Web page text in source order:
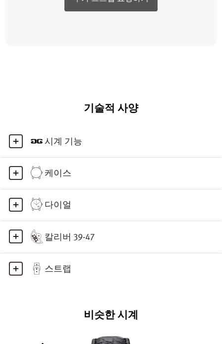
기술적 사양
시계 기능
케이스
다이얼
칼리버 39-47
스트랩
비슷한 시계